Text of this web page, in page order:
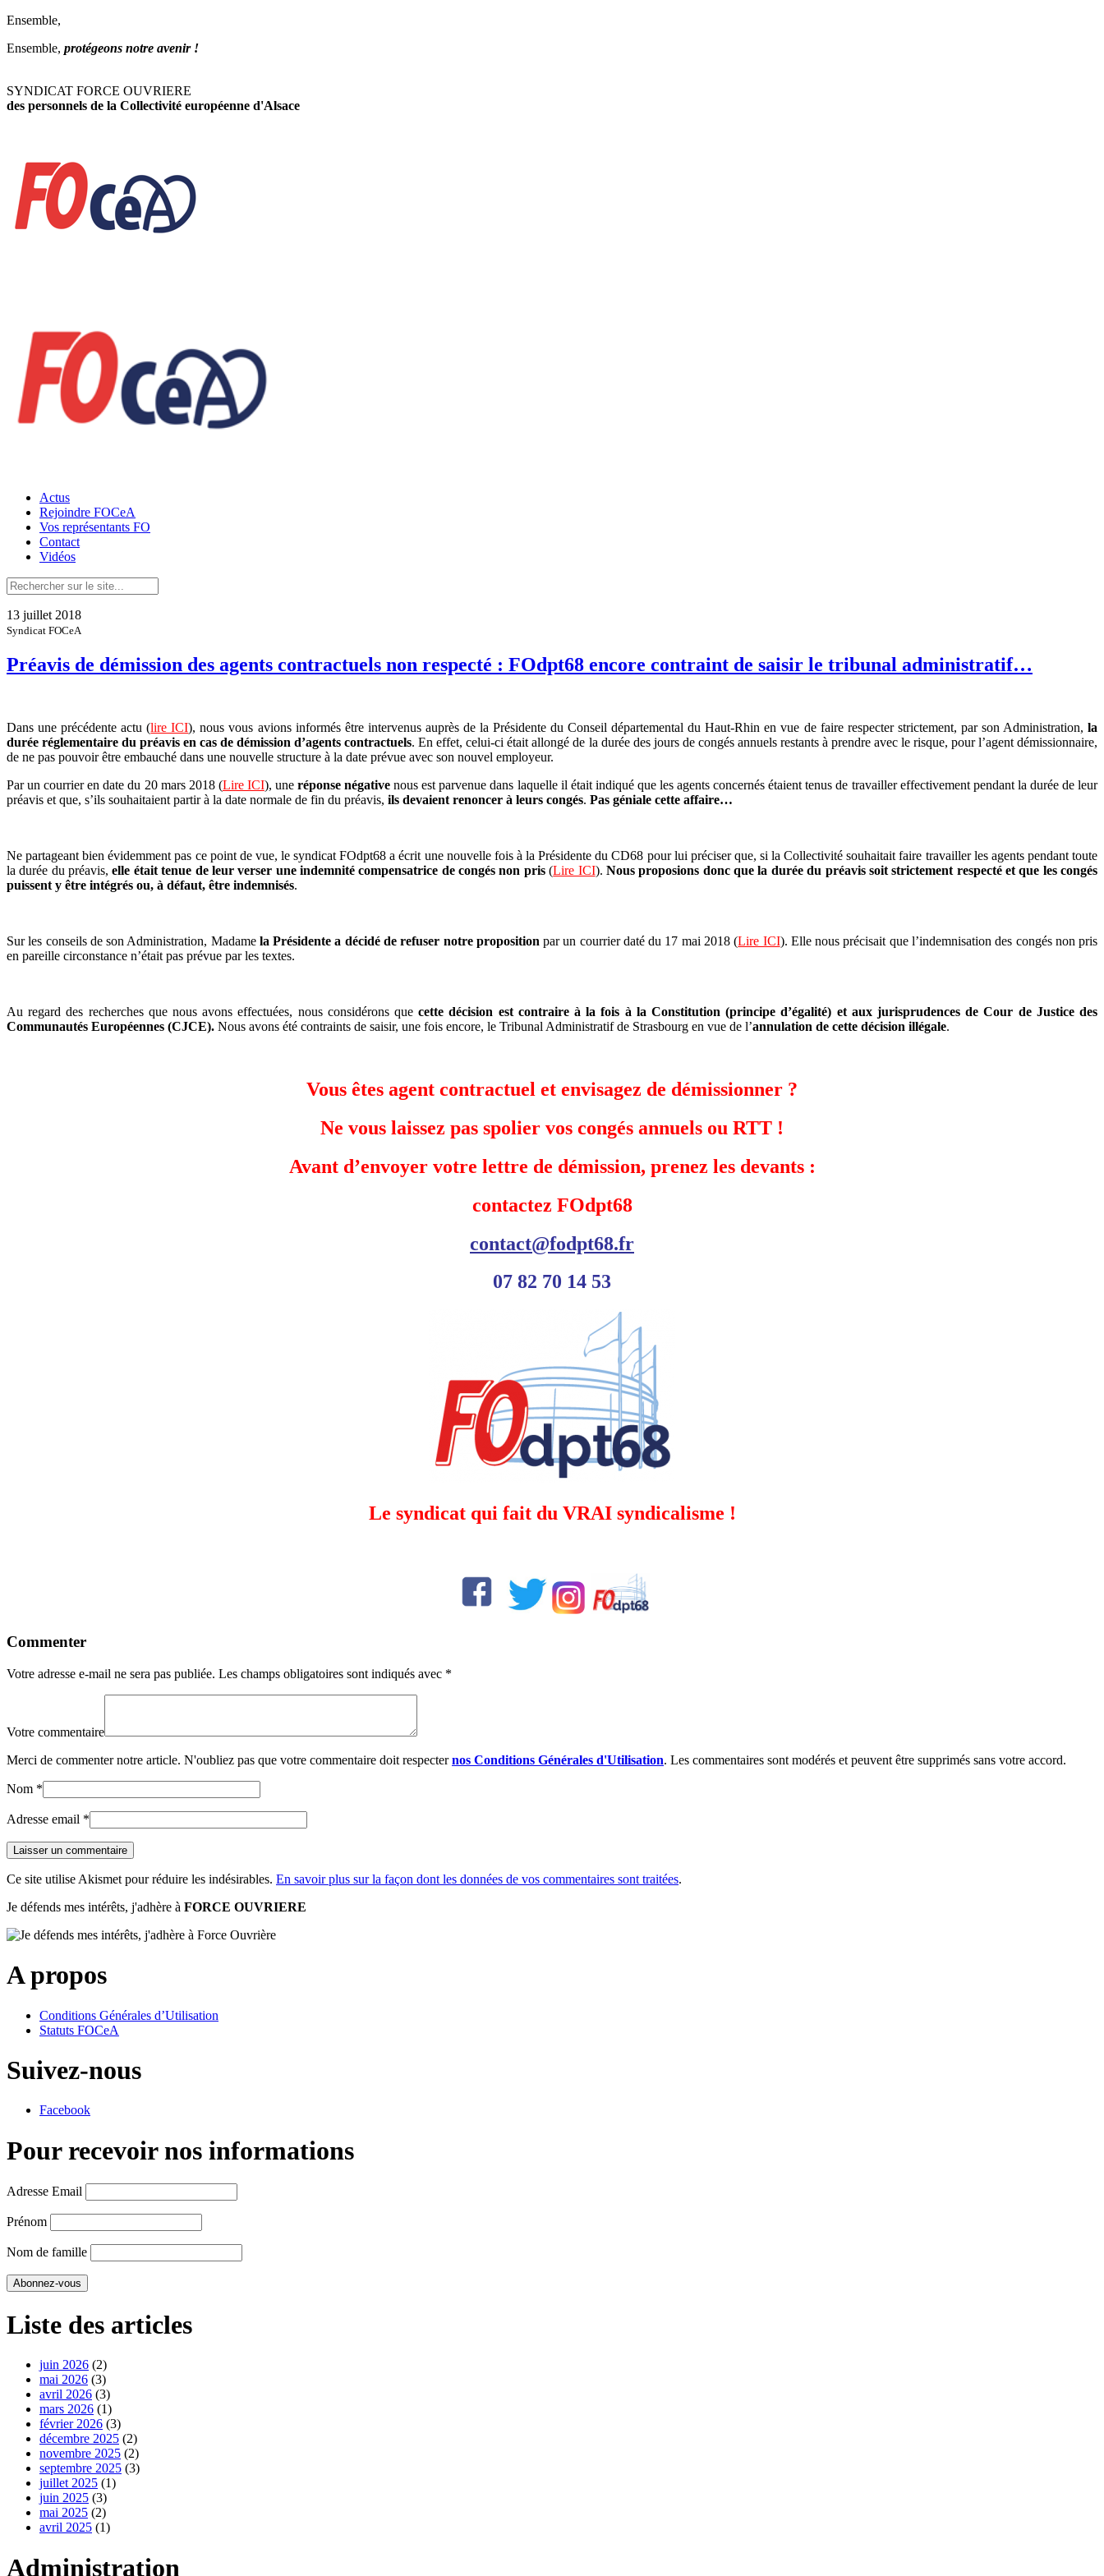
Ensemble,
Ensemble, protégeons notre avenir !
SYNDICAT FORCE OUVRIERE
des personnels de la Collectivité européenne d'Alsace
Actus
Rejoindre FOCeA
Vos représentants FO
Contact
Vidéos
13 juillet 2018
Syndicat FOCeA
Préavis de démission des agents contractuels non respecté : FOdpt68 encore contraint de saisir le tribunal administratif…
Dans une précédente actu (lire ICI), nous vous avions informés être intervenus auprès de la Présidente du Conseil départemental du Haut-Rhin en vue de faire respecter strictement, par son Administration,la
durée réglementaire du préavis en cas de démission d’agents contractuels. En effet, celui-ci était allongé de la durée des jours de congés annuels restants à prendre avec le risque, pour l’agent démissionnaire,
de ne pas pouvoir être embauché dans une nouvelle structure à la date prévue avec son nouvel employeur.
Par un courrier en date du 20 mars 2018 (Lire ICI), uneréponse négative nous est parvenue dans laquelle il était indiqué que les agents concernés étaient tenus de travailler effectivement pendant la durée de leur
préavis et que, s’ils souhaitaient partir à la date normale de fin du préavis, ils devaient renoncer à leurs congés. Pas géniale cette affaire…
Ne partageant bien évidemment pas ce point de vue, le syndicat FOdpt68 a écrit une nouvelle fois à la Présidente du CD68 pour lui préciser que, si la Collectivité souhaitait faire travailler les agents pendant toute
la durée du préavis,elle était tenue de leur verser une indemnité compensatrice de congés non pris(Lire ICI). Nous proposions donc que la durée du préavis soit strictement respecté et que les congés
puissent y être intégrés ou, à défaut, être indemnisés.
Sur les conseils de son Administration, Madame la Présidente a décidé de refuser notre proposition par un courrier daté du 17 mai 2018 (Lire ICI). Elle nous précisait que l’indemnisation des congés non pris
en pareille circonstance n’était pas prévue par les textes.
Au regard des recherches que nous avons effectuées, nous considérons quecette décision est contraire à la fois à la Constitution (principe d’égalité) et aux jurisprudences de Cour de Justice des
Communautés Européennes (CJCE). Nous avons été contraints de saisir, une fois encore, le Tribunal Administratif de Strasbourg en vue de l’annulation de cette décision illégale.
Vous êtes agent contractuel et envisagez de démissionner ?
Ne vous laissez pas spolier vos congés annuels ou RTT !
Avant d’envoyer votre lettre de démission, prenez les devants :
contactez FOdpt68
contact@fodpt68.fr
07 82 70 14 53
Le syndicat qui fait du VRAI syndicalisme !
Commenter
Votre adresse e-mail ne sera pas publiée. Les champs obligatoires sont indiqués avec *
Votre commentaire
Merci de commenter notre article. N'oubliez pas que votre commentaire doit respecternos Conditions Générales d'Utilisation. Les commentaires sont modérés et peuvent être supprimés sans votre accord.
Nom *
Adresse email *
Ce site utilise Akismet pour réduire les indésirables. En savoir plus sur la façon dont les données de vos commentaires sont traitées.
Je défends mes intérêts, j'adhère à FORCE OUVRIERE
A propos
Conditions Générales d’Utilisation
Statuts FOCeA
Suivez-nous
Facebook
Pour recevoir nos informations
Adresse Email
Prénom
Nom de famille
Liste des articles
juin 2026 (2)
mai 2026 (3)
avril 2026 (3)
mars 2026 (1)
février 2026 (3)
décembre 2025 (2)
novembre 2025 (2)
septembre 2025 (3)
juillet 2025 (1)
juin 2025 (3)
mai 2025 (2)
avril 2025 (1)
Administration